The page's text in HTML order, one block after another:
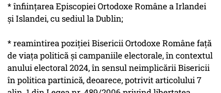
* înfiinţarea Episcopiei Ortodoxe Române a Irlandei
şi Islandei, cu sediul la Dublin;
* reamintirea poziţiei Bisericii Ortodoxe Române faţă
de viaţa politică şi campaniile electorale, în contextul
anului electoral 2024, în sensul neimplicării Bisericii
în politica partinică, deoarece, potrivit articolului 7